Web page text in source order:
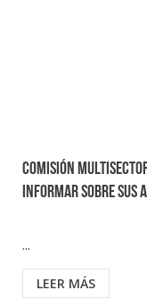
Comisión
informar sobre sus
...
LEER MÁS